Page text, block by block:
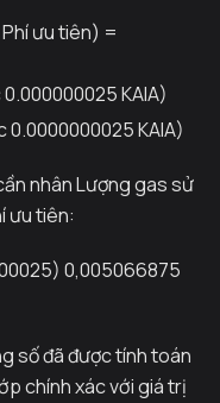
ưu tiên) =
KAIA)
KAIA)
nhân Lượng gas sử
ưu tiên:
0,005066875
số đã được tính toán
chính xác với giá trị